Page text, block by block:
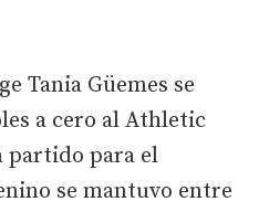
Tania Güemes se
a cero al Athletic
partido para el
se mantuvo entre